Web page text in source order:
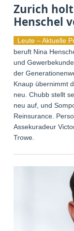
Zurich
Henschel
Leute – Aktuelle
beruft Nina
und
der
Knaup übernimmt
neu. Chubb stellt
neu auf, und
Reinsurance.
Assekuradeur
Trowe.